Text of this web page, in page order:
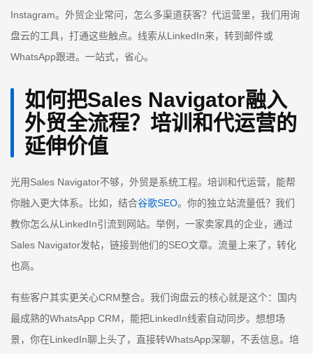
Instagram。外贸企业常问，怎么多渠道获客？代运营里，我们用询
盘云的工具，打通这些触点。线索从LinkedIn来，转到邮件或
WhatsApp跟进。一站式，省心。
如何把Sales Navigator融入
外贸全流程？培训和代运营的
延伸价值
光用Sales Navigator不够，外贸是系统工程。培训和代运营，能帮
你融入更大体系。比如，结合谷歌SEO。你的独立站流量低？我们
教你怎么从LinkedIn引流到网站。举例，一家卖家具的企业，通过
Sales Navigator发帖，链接到他们的SEO文章。流量上来了，转化
也高。
有些客户其实更关心CRM整合。我们询盘云的核心就是这个：国内
最成熟的WhatsApp CRM，能把LinkedIn线索自动同步。想想场
景，你在LinkedIn聊上头了，直接转WhatsApp深聊，不丢信息。培